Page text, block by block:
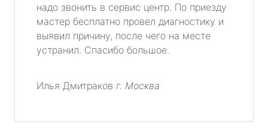
надо звонить в сервис центр. По приезду
мастер бесплатно провел диагностику и
выявил причину, после чего на месте
устранил. Спасибо большое.
Илья Дмитраков г. Москва